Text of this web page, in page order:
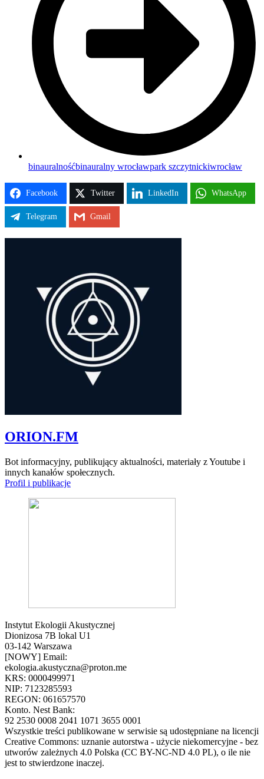
binauralnośćbinauralny wrocławpark szczytnickiwrocław
Facebook Twitter LinkedIn WhatsApp
Telegram Gmail
ORION.FM
Bot informacyjny, publikujący aktualności, materiały z Youtube i
innych kanałów społecznych.
Profil i publikacje
Instytut Ekologii Akustycznej
Dionizosa 7B lokal U1
03-142 Warszawa
[NOWY] Email:
ekologia.akustyczna@proton.me
KRS: 0000499971
NIP: 7123285593
REGON: 061657570
Konto. Nest Bank:
92 2530 0008 2041 1071 3655 0001
Wszystkie treści publikowane w serwisie są udostępniane na licencji
Creative Commons: uznanie autorstwa - użycie niekomercyjne - bez
utworów zależnych 4.0 Polska (CC BY-NC-ND 4.0 PL), o ile nie
jest to stwierdzone inaczej.